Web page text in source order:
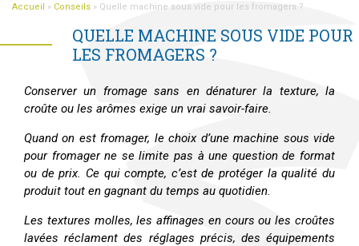
Accueil » Conseils » Quelle machine sous vide pour les fromagers ?
QUELLE MACHINE SOUS VIDE POUR
LES FROMAGERS ?
Conserver un fromage sans en dénaturer la texture, la
croûte ou les arômes exige un vrai savoir-faire.
Quand on est fromager, le choix d’une machine sous vide
pour fromager ne se limite pas à une question de format
ou de prix. Ce qui compte, c’est de protéger la qualité du
produit tout en gagnant du temps au quotidien.
Les textures molles, les affinages en cours ou les croûtes
lavées réclament des réglages précis, des équipements